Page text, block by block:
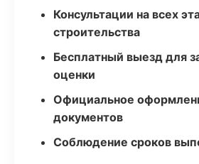
Консультации на всех
строительства
Бесплатный выезд для
оценки
Официальное
документов
Соблюдение сроков